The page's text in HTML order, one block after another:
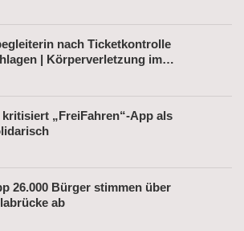
nach Ticketkontrolle
| Körperverletzung im
kritisiert „FreiFahren“-App als
26.000 Bürger stimmen über
ab